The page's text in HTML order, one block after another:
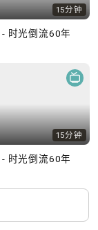
15分钟
时光倒流60年
15分钟
时光倒流60年